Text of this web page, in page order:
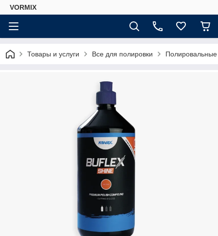
VORMIX
Товары и услуги Все для полировки